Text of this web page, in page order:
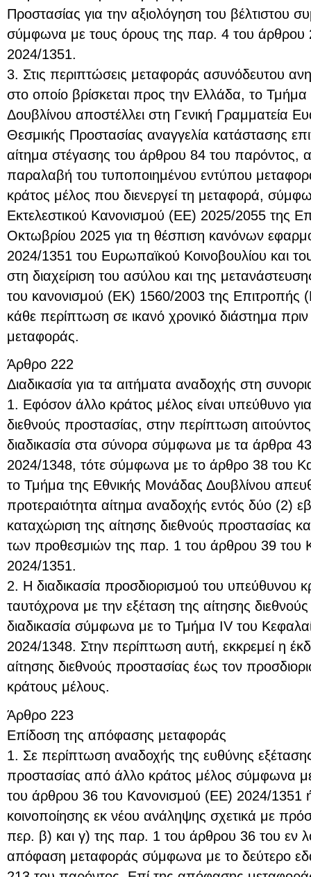
Προστασίας για την αξιολόγηση του βέλτιστου
σύμφωνα με τους όρους της παρ. 4 του άρθρου
2024/1351.
3. Στις περιπτώσεις μεταφοράς ασυνόδευτου
στο οποίο βρίσκεται προς την Ελλάδα, το
Δουβλίνου αποστέλλει στη Γενική Γραμματεία
Θεσμικής Προστασίας αναγγελία κατάστασης
αίτημα στέγασης του άρθρου 84 του παρόντος,
παραλαβή του τυποποιημένου εντύπου
κράτος μέλος που διενεργεί τη μεταφορά,
Εκτελεστικού Κανονισμού (ΕΕ) 2025/2055 της
Οκτωβρίου 2025 για τη θέσπιση κανόνων
2024/1351 του Ευρωπαϊκού Κοινοβουλίου και
στη διαχείριση του ασύλου και της
του κανονισμού (ΕΚ) 1560/2003 της Επιτροπής
κάθε περίπτωση σε ικανό χρονικό διάστημα
μεταφοράς.
Άρθρο 222
Διαδικασία για τα αιτήματα αναδοχής στη
1. Εφόσον άλλο κράτος μέλος είναι υπεύθυνο
διεθνούς προστασίας, στην περίπτωση
διαδικασία στα σύνορα σύμφωνα με τα άρθρα
2024/1348, τότε σύμφωνα με το άρθρο 38 του
το Τμήμα της Εθνικής Μονάδας Δουβλίνου
προτεραιότητα αίτημα αναδοχής εντός δύο (2)
καταχώριση της αίτησης διεθνούς προστασίας
των προθεσμιών της παρ. 1 του άρθρου 39 του
2024/1351.
2. Η διαδικασία προσδιορισμού του υπεύθυνου
ταυτόχρονα με την εξέταση της αίτησης
διαδικασία σύμφωνα με το Τμήμα IV του
2024/1348. Στην περίπτωση αυτή, εκκρεμεί η
αίτησης διεθνούς προστασίας έως τον
κράτους μέλους.
Άρθρο 223
Επίδοση της απόφασης μεταφοράς
1. Σε περίπτωση αναδοχής της ευθύνης
προστασίας από άλλο κράτος μέλος σύμφωνα
του άρθρου 36 του Κανονισμού (ΕΕ) 2024/1351
κοινοποίησης εκ νέου ανάληψης σχετικά με
περ. β) και γ) της παρ. 1 του άρθρου 36 του εν
απόφαση μεταφοράς σύμφωνα με το δεύτερο